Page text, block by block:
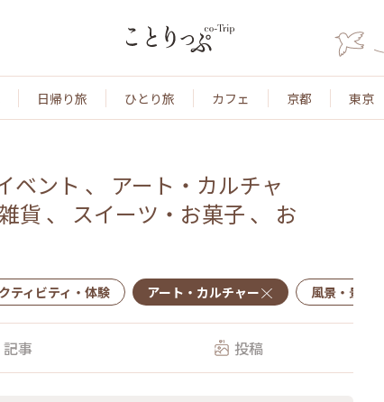
日帰り旅 ひとり旅 カフェ 京都 東京
ベント 、 アート・カルチャ
貨 、 スイーツ・お菓子 、 お
ティビティ・体験 アート・カルチャー 風景・景色
記事 投稿